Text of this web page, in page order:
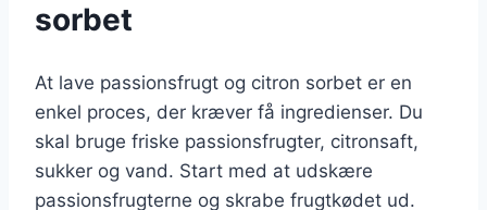
sorbet
At lave passionsfrugt og citron sorbet er en
enkel proces, der kræver få ingredienser. Du
skal bruge friske passionsfrugter, citronsaft,
sukker og vand. Start med at udskære
passionsfrugterne og skrabe frugtkødet ud.